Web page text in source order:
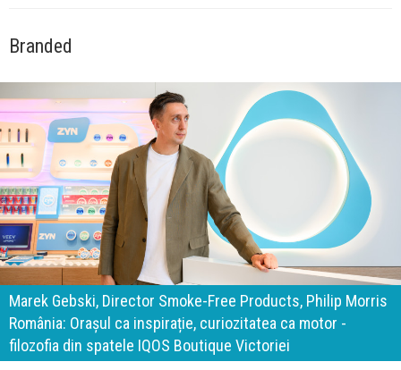
Branded
140 de ani de Mercedes-Benz. Ramona Pîrlog: Cel mai
important „test al timpului” este să inovăm constant, dar
cu aceeași responsabilitate față de oameni, siguranță și
calitate